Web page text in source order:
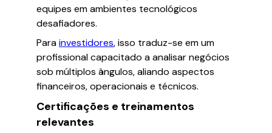
equipes em ambientes tecnológicos
desafiadores.
Parainvestidores, isso traduz-se em um
profissional capacitado a analisar negócios
sob múltiplos ângulos, aliando aspectos
financeiros, operacionais e técnicos.
Certificações e treinamentos
relevantes